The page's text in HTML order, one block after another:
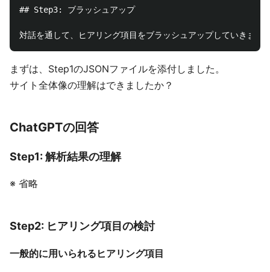
## Step3: ブラッシュアップ
まずは、Step1のJSONファイルを添付しました。
サイト全体像の理解はできましたか？
ChatGPTの回答
Step1: 解析結果の理解
※ 省略
Step2: ヒアリング項目の検討
一般的に用いられるヒアリング項目